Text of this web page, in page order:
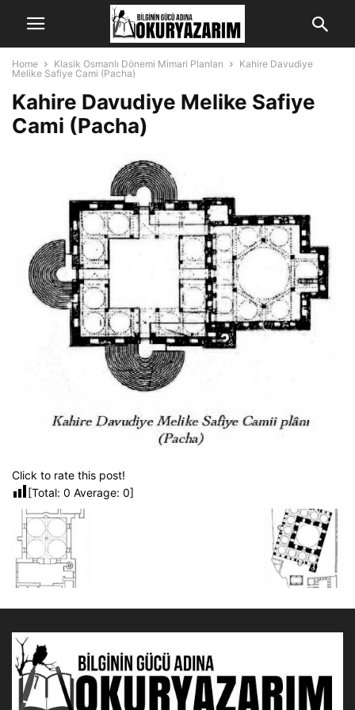
Home Klasik Osmanlı Dönemi Mimari Planları
Kahire Davudiye
Melike Safiye Cami (Pacha)
Kahire Davudiye Melike Safiye
Cami (Pacha)
Click to rate this post!
[Total: 0 Average: 0]